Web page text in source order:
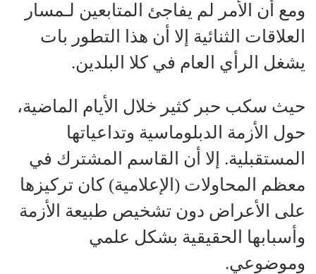
ومع أن الأمر لم يفاجئ المتابعين لـمسار
العلاقات الثنائية إلا أن هذا التطور بات
يشغل الرأي العام في كلا البلدين.
حيث سكب حبر كثير خلال الأيام الماضية،
حول الأزمة الدبلوماسية وتداعياتها
المستقبلية. إلا أن القاسم المشترك في
معظم المحاولات (الإعلامية) كان تركيزها
على الأعراض دون تشخيص طبيعة الأزمة
وأسبابها الحقيقية بشكل علمي
وموضوعي.